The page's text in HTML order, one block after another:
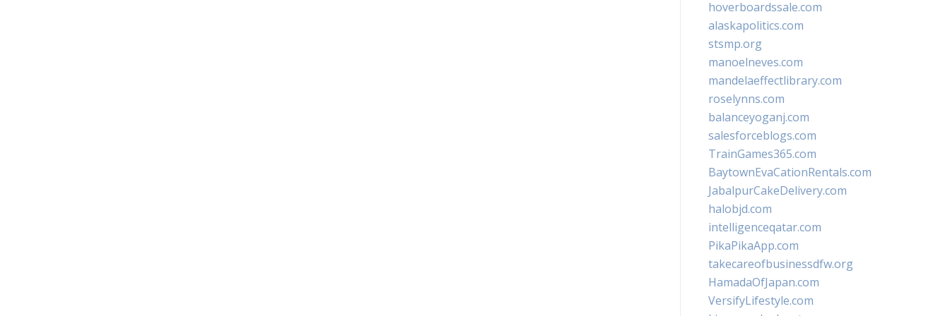
hoverboardssale.com
alaskapolitics.com
stsmp.org
manoelneves.com
mandelaeffectlibrary.com
roselynns.com
balanceyoganj.com
salesforceblogs.com
TrainGames365.com
BaytownEvaCationRentals.com
JabalpurCakeDelivery.com
halobjd.com
intelligenceqatar.com
PikaPikaApp.com
takecareofbusinessdfw.org
HamadaOfJapan.com
VersifyLifestyle.com